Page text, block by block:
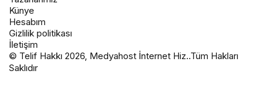
Künye
Hesabım
Gizlilik politikası
İletişim
© Telif Hakkı 2026, Medyahost İnternet Hiz..Tüm Hakları
Saklıdır